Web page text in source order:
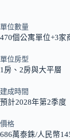
單位數量
470個公寓單位+3家
單位房型
1房、2房與大平層
建成時間
預計2028年第2季度
價格
686萬泰銖/人民幣